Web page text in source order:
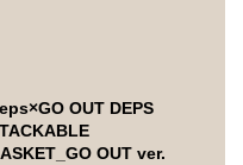
OUT DEPS
OUT ver.